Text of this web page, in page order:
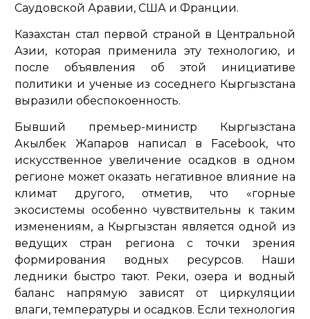
Саудовской Аравии, США и Франции.
Казахстан стал первой страной в Центральной
Азии, которая применила эту технологию, и
после объявления об этой инициативе
политики и ученые из соседнего Кыргызстана
выразили обеспокоенность.
Бывший премьер-министр Кыргызстана
Акылбек Жапаров написал в Facebook, что
искусственное увеличение осадков в одном
регионе может оказать негативное влияние на
климат другого, отметив, что «горные
экосистемы особенно чувствительны к таким
изменениям, а Кыргызстан является одной из
ведущих стран региона с точки зрения
формирования водных ресурсов. Наши
ледники быстро тают. Реки, озера и водный
баланс напрямую зависят от циркуляции
влаги, температуры и осадков. Если технология